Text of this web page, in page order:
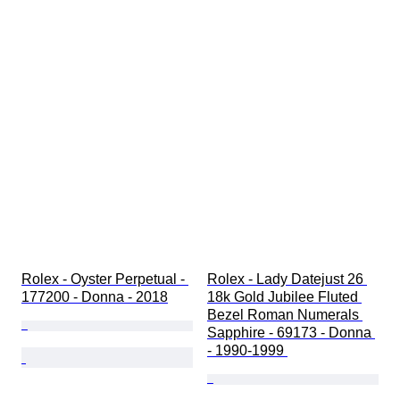
Rolex - Oyster Perpetual -
177200 - Donna - 2018
Rolex - Lady Datejust 26
18k Gold Jubilee Fluted
Bezel Roman Numerals
Sapphire - 69173 - Donna
- 1990-1999